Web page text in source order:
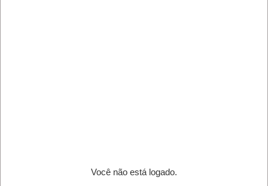
Você não está logado.